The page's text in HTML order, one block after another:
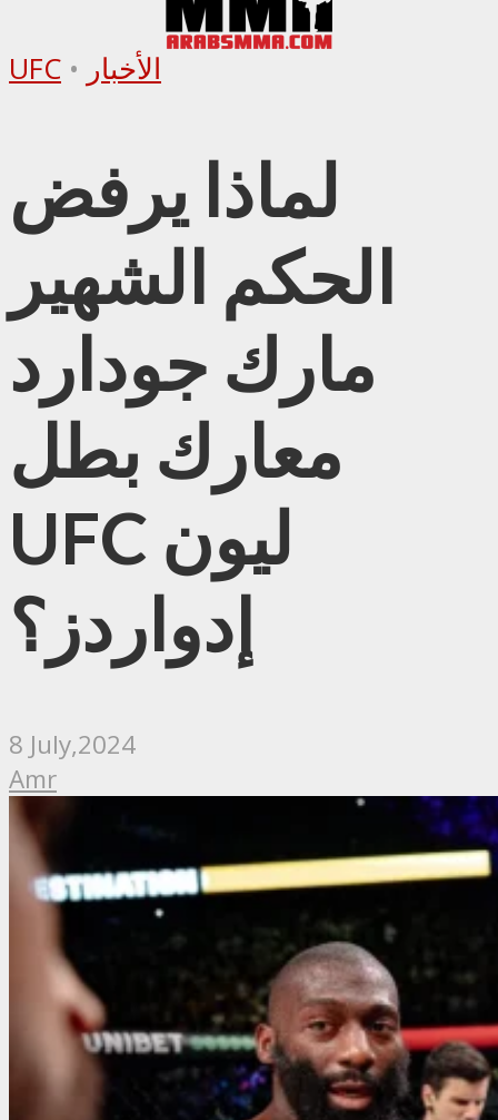
UFC • الأخبار
لماذا يرفض
الحكم الشهير
مارك جودارد
معارك بطل
UFC ليون
إدواردز؟
8 July,2024
Amr